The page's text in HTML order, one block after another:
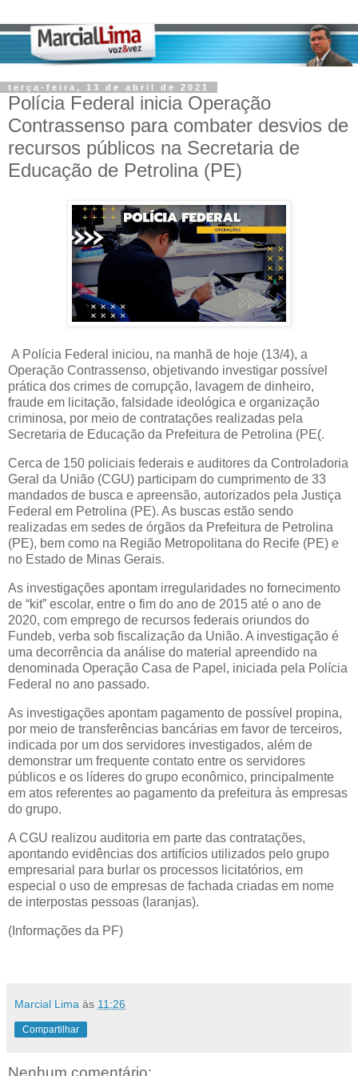
terça-feira, 13 de abril de 2021
Polícia Federal inicia Operação
Contrassenso para combater desvios de
recursos públicos na Secretaria de
Educação de Petrolina (PE)
A Polícia Federal iniciou, na manhã de hoje (13/4), a
Operação Contrassenso, objetivando investigar possível
prática dos crimes de corrupção, lavagem de dinheiro,
fraude em licitação, falsidade ideológica e organização
criminosa, por meio de contratações realizadas pela
Secretaria de Educação da Prefeitura de Petrolina (PE(.
Cerca de 150 policiais federais e auditores da Controladoria
Geral da União (CGU) participam do cumprimento de 33
mandados de busca e apreensão, autorizados pela Justiça
Federal em Petrolina (PE). As buscas estão sendo
realizadas em sedes de órgãos da Prefeitura de Petrolina
(PE), bem como na Região Metropolitana do Recife (PE) e
no Estado de Minas Gerais.
As investigações apontam irregularidades no fornecimento
de “kit” escolar, entre o fim do ano de 2015 até o ano de
2020, com emprego de recursos federais oriundos do
Fundeb, verba sob fiscalização da União. A investigação é
uma decorrência da análise do material apreendido na
denominada Operação Casa de Papel, iniciada pela Polícia
Federal no ano passado.
As investigações apontam pagamento de possível propina,
por meio de transferências bancárias em favor de terceiros,
indicada por um dos servidores investigados, além de
demonstrar um frequente contato entre os servidores
públicos e os líderes do grupo econômico, principalmente
em atos referentes ao pagamento da prefeitura às empresas
do grupo.
A CGU realizou auditoria em parte das contratações,
apontando evidências dos artifícios utilizados pelo grupo
empresarial para burlar os processos licitatórios, em
especial o uso de empresas de fachada criadas em nome
de interpostas pessoas (laranjas).
(Informações da PF)
Marcial Lima às 11:26
Compartilhar